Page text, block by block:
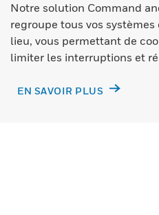
Notre solution Command
regroupe tous vos
lieu, vous permettant de
limiter les interruptions et
EN SAVOIR PLUS